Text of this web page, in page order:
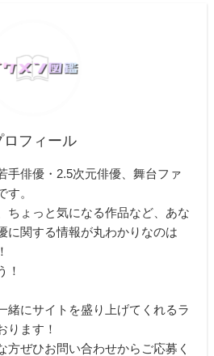
ロフィール
手俳優・2.5次元俳優、舞台ファ
す。
ちょっと気になる作品など、あな
に関する情報が丸わかりなのは
！
緒にサイトを盛り上げてくれるラ
ります！
方ぜひお問い合わせからご応募く